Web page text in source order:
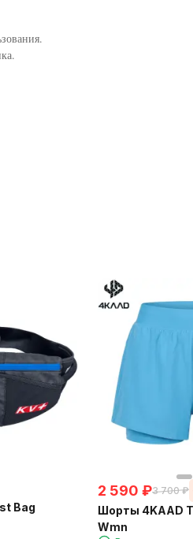
Bag
2 590 ₽3 700 ₽
Шорты 4KAAD
Wmn